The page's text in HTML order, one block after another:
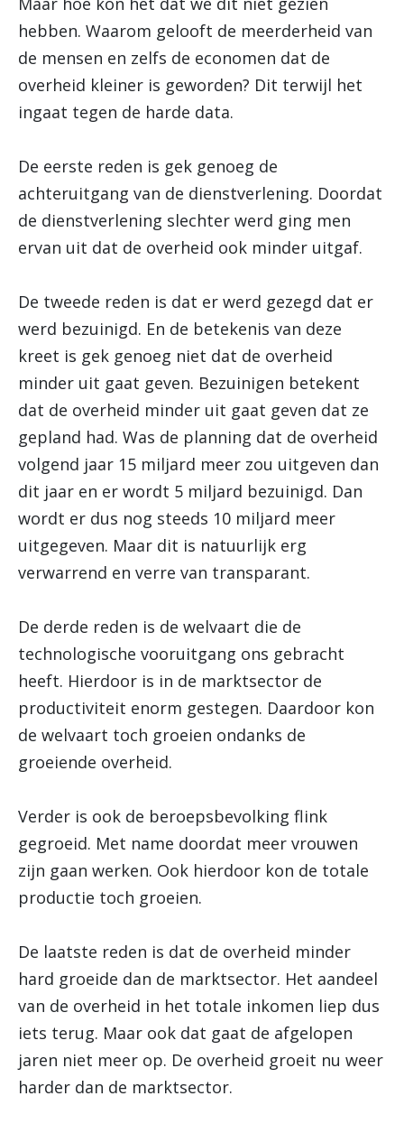
hebben. Waarom gelooft de meerderheid van
de mensen en zelfs de economen dat de
overheid kleiner is geworden? Dit terwijl het
ingaat tegen de harde data.
De eerste reden is gek genoeg de
achteruitgang van de dienstverlening. Doordat
de dienstverlening slechter werd ging men
ervan uit dat de overheid ook minder uitgaf.
De tweede reden is dat er werd gezegd dat er
werd bezuinigd. En de betekenis van deze
kreet is gek genoeg niet dat de overheid
minder uit gaat geven. Bezuinigen betekent
dat de overheid minder uit gaat geven dat ze
gepland had. Was de planning dat de overheid
volgend jaar 15 miljard meer zou uitgeven dan
dit jaar en er wordt 5 miljard bezuinigd. Dan
wordt er dus nog steeds 10 miljard meer
uitgegeven. Maar dit is natuurlijk erg
verwarrend en verre van transparant.
De derde reden is de welvaart die de
technologische vooruitgang ons gebracht
heeft. Hierdoor is in de marktsector de
productiviteit enorm gestegen. Daardoor kon
de welvaart toch groeien ondanks de
groeiende overheid.
Verder is ook de beroepsbevolking flink
gegroeid. Met name doordat meer vrouwen
zijn gaan werken. Ook hierdoor kon de totale
productie toch groeien.
De laatste reden is dat de overheid minder
hard groeide dan de marktsector. Het aandeel
van de overheid in het totale inkomen liep dus
iets terug. Maar ook dat gaat de afgelopen
jaren niet meer op. De overheid groeit nu weer
harder dan de marktsector.